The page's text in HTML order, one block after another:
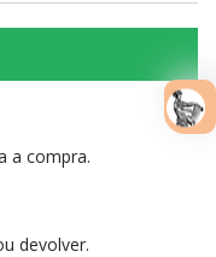
a compra.
devolver.